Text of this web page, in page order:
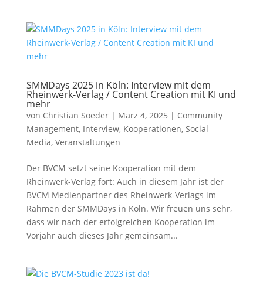
SMMDays 2025 in Köln: Interview mit dem
Rheinwerk-Verlag / Content Creation mit KI und
mehr
von Christian Soeder| März 4, 2025 | Community
Management, Interview, Kooperationen, Social
Media, Veranstaltungen
Der BVCM setzt seine Kooperation mit dem
Rheinwerk-Verlag fort: Auch in diesem Jahr ist der
BVCM Medienpartner des Rheinwerk-Verlags im
Rahmen der SMMDays in Köln. Wir freuen uns sehr,
dass wir nach der erfolgreichen Kooperation im
Vorjahr auch dieses Jahr gemeinsam...